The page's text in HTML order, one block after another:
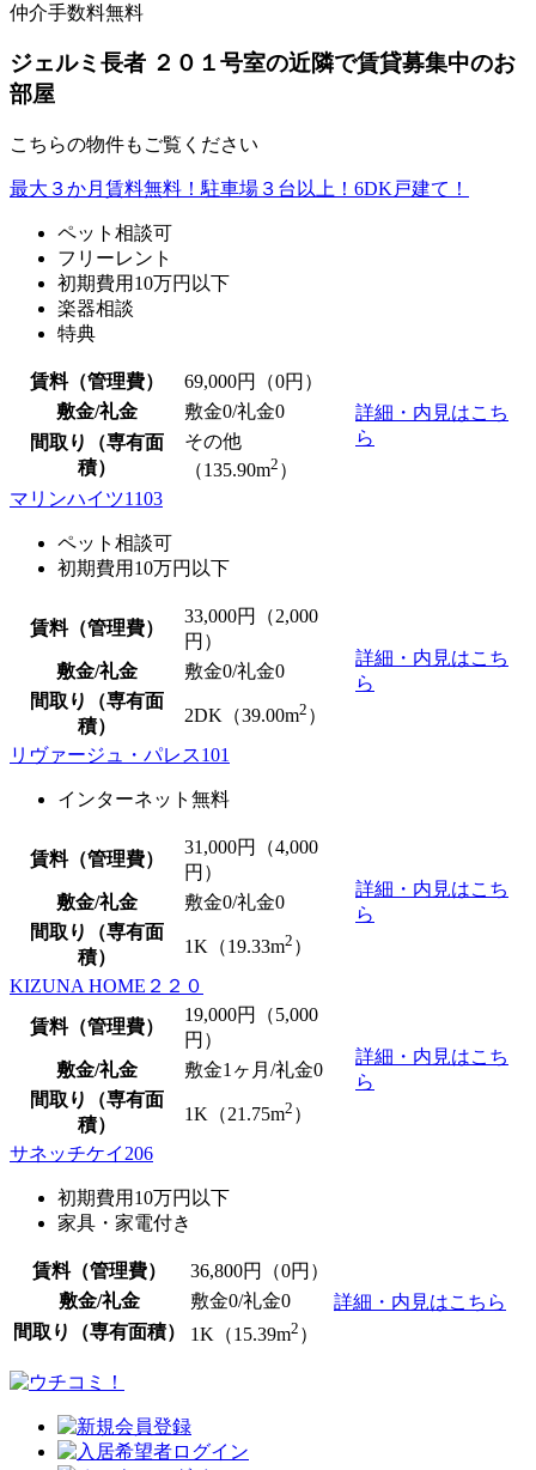
仲介手数料無料
ジェルミ長者 ２０１号室の近隣で賃貸募集中のお
部屋
こちらの物件もご覧ください
最大３か月賃料無料！駐車場３台以上！6DK戸建て！
ペット相談可
フリーレント
初期費用10万円以下
楽器相談
特典
賃料（管理費） 69,000円（0円）
詳細・内見はこち
ら
敷金/礼金 敷金0/礼金0
間取り（専有面
積）
その他
（135.90m2 ）
マリンハイツ1103
ペット相談可
初期費用10万円以下
賃料（管理費）
33,000円（2,000
円）
詳細・内見はこち
ら
敷金/礼金 敷金0/礼金0
間取り（専有面
積）
2DK（39.00m2 ）
リヴァージュ・パレス101
インターネット無料
賃料（管理費）
31,000円（4,000
円）
詳細・内見はこち
ら
敷金/礼金 敷金0/礼金0
間取り（専有面
積）
1K（19.33m2 ）
KIZUNA HOME２２０
賃料（管理費）
19,000円（5,000
円）
詳細・内見はこち
ら
敷金/礼金 敷金1ヶ月/礼金0
間取り（専有面
積）
1K（21.75m2 ）
サネッチケイ206
初期費用10万円以下
家具・家電付き
賃料（管理費） 36,800円（0円）
詳細・内見はこちら
敷金/礼金 敷金0/礼金0
間取り（専有面積）
1K（15.39m2 ）